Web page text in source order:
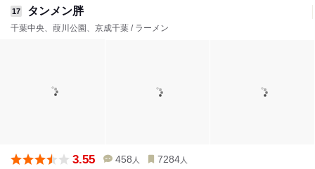
17 タンメン胖
千葉中央、葭川公園、京成千葉 / ラーメン
3.55 458 人 7284 人